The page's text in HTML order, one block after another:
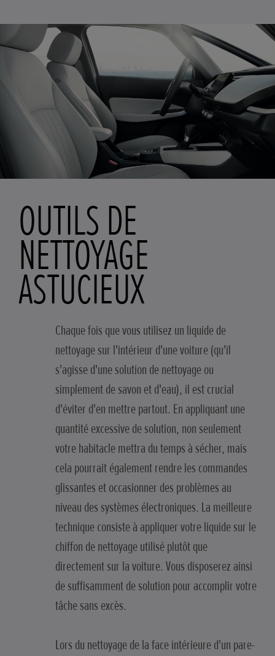
OUTILS DE
NETTOYAGE
ASTUCIEUX
Chaque fois que vous utilisez un liquide de
nettoyage sur l'intérieur d'une voiture (qu'il
s'agisse d'une solution de nettoyage ou
simplement de savon et d'eau), il est crucial
d'éviter d'en mettre partout. En appliquant une
quantité excessive de solution, non seulement
votre habitacle mettra du temps à sécher, mais
cela pourrait également rendre les commandes
glissantes et occasionner des problèmes au
niveau des systèmes électroniques. La meilleure
technique consiste à appliquer votre liquide sur le
chiffon de nettoyage utilisé plutôt que
directement sur la voiture. Vous disposerez ainsi
de suffisamment de solution pour accomplir votre
tâche sans excès.
Lors du nettoyage de la face intérieure d'un pare-